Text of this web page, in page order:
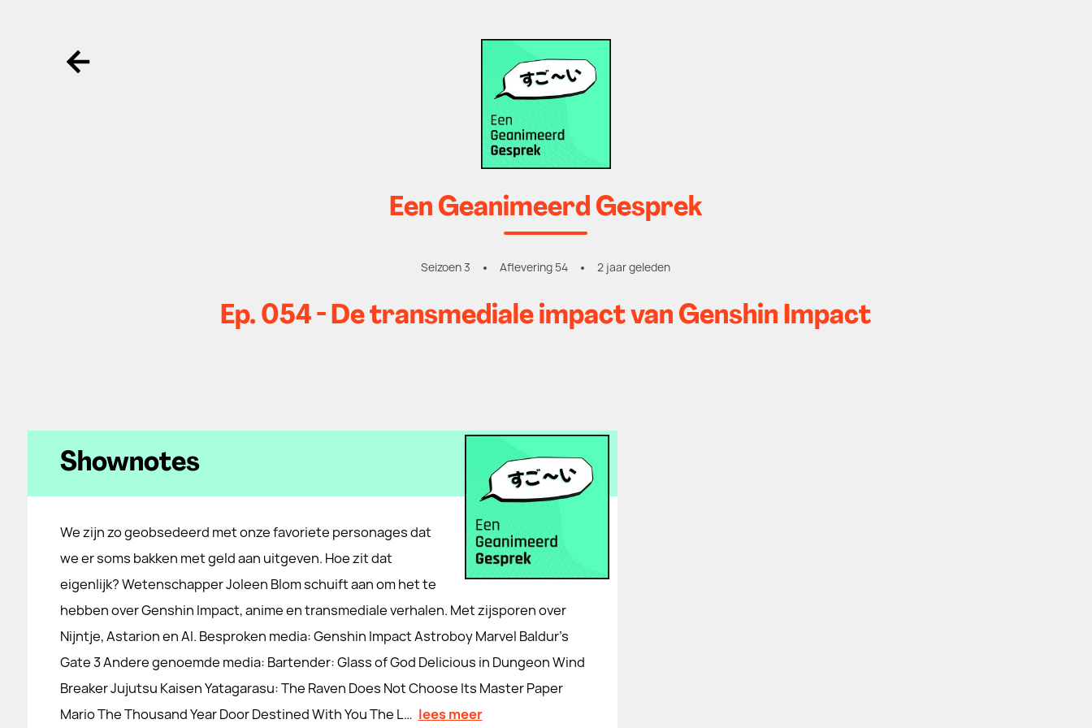
Ga terug
Een Geanimeerd Gesprek
Seizoen 3 Aflevering 54 2 jaar geleden
Ep. 054 - De transmediale impact van Genshin Impact
Shownotes
We zijn zo geobsedeerd met onze favoriete personages dat
we er soms bakken met geld aan uitgeven. Hoe zit dat
eigenlijk? Wetenschapper Joleen Blom schuift aan om het te
hebben over Genshin Impact, anime en transmediale verhalen. Met zijsporen over
Nijntje, Astarion en AI. Besproken media: Genshin Impact Astroboy Marvel Baldur’s
Gate 3 Andere genoemde media: Bartender: Glass of God Delicious in Dungeon Wind
Breaker Jujutsu Kaisen Yatagarasu: The Raven Does Not Choose Its Master Paper
Mario The Thousand Year Door Destined With You The L… lees meer